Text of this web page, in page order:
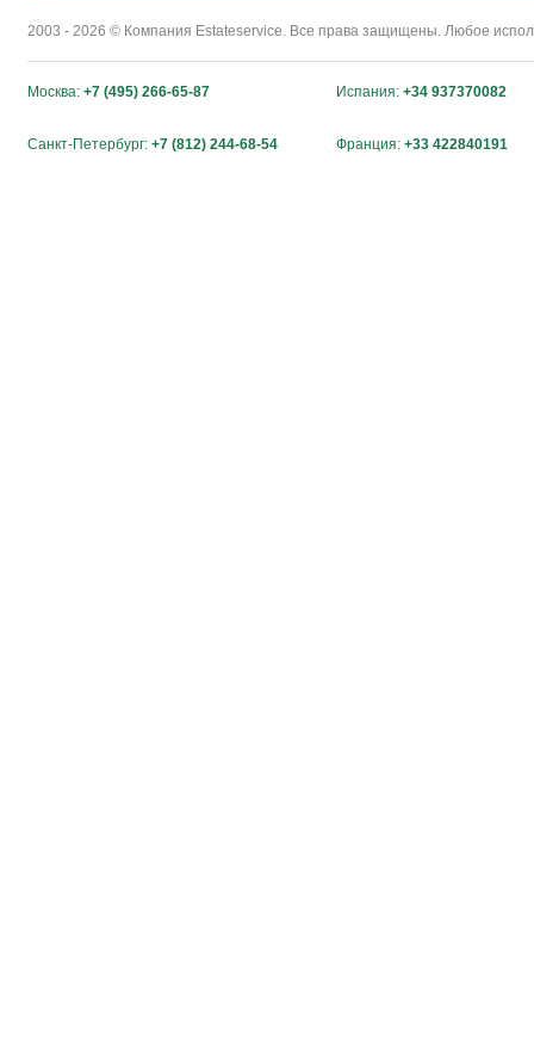
2003 - 2026 © Компания Estateservice. Все права защищены. Любое
Москва: +7 (495) 266-65-87 Испания: +34 937370082
Санкт-Петербург: +7 (812) 244-68-54 Франция: +33 422840191